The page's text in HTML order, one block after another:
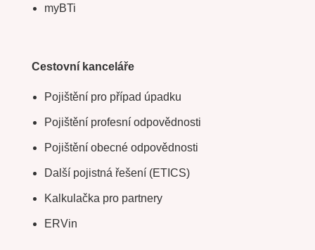
myBTi
Cestovní kanceláře
Pojištění pro případ úpadku
Pojištění profesní odpovědnosti
Pojištění obecné odpovědnosti
Další pojistná řešení (ETICS)
Kalkulačka pro partnery
ERVin